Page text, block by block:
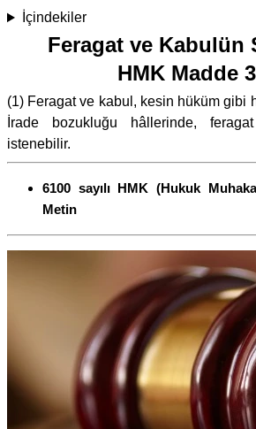
İçindekiler
Feragat ve Kabulün
HMK Madde
(1) Feragat ve kabul, kesin hüküm gibi
İrade bozukluğu hâllerinde,
istenebilir.
6100 sayılı HMK (Hukuk
Metin